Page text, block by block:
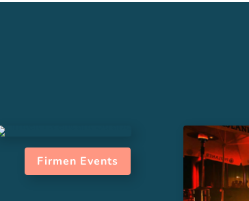
Firmen Events